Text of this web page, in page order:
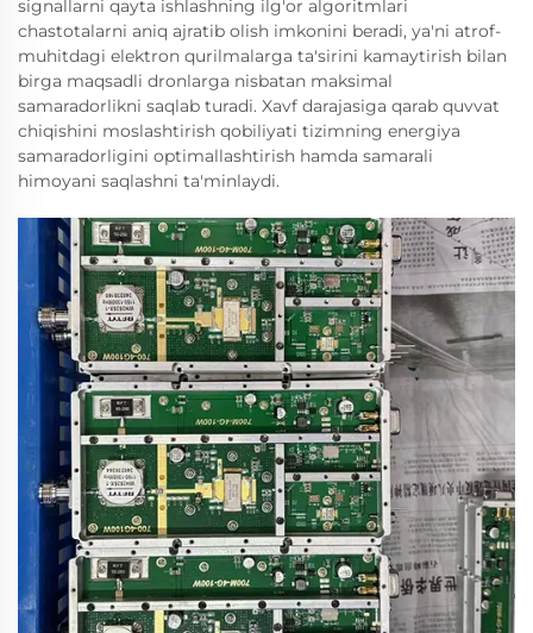
signallarni qayta ishlashning ilg'or algoritmlari
chastotalarni aniq ajratib olish imkonini beradi, ya'ni atrof-
muhitdagi elektron qurilmalarga ta'sirini kamaytirish bilan
birga maqsadli dronlarga nisbatan maksimal
samaradorlikni saqlab turadi. Xavf darajasiga qarab quvvat
chiqishini moslashtirish qobiliyati tizimning energiya
samaradorligini optimallashtirish hamda samarali
himoyani saqlashni ta'minlaydi.